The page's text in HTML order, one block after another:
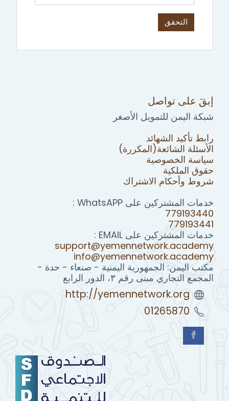
إبقَ على تواصل
شبكة اليمن للتمويل الأصغر
رابط تأكيد الشهائد
الأسئلة الشائعة(المكررة)
سياسة الخصوصية
حقوق الملكية
شروط وأحكام الاشتراك
خدمات المشتركين على WhatsAPP :
779193440
779193441
خدمات المشتركين على EMAIL :
support@yemennetwork.academy
info@yemennetwork.academy
مكتب اليمن: الجمهورية اليمنية - صنعاء - حدة -
المجمع التجاري مبنى رقم ٣، الدور الرابع
http://yemennetwork.org
01265870